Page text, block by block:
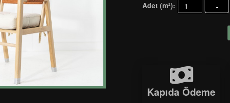
Adet (m²): -
Kapıda Ödeme